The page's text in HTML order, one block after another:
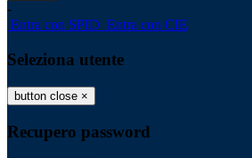
-
Entra con SPID Entra con CIE
Seleziona utente
button close ×
Recupero password